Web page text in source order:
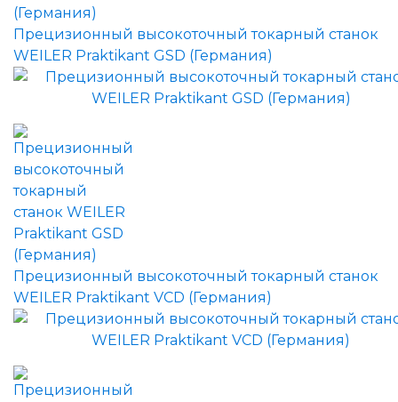
Прецизионный высокоточный токарный станок
WEILER Praktikant GSD (Германия)
Прецизионный высокоточный токарный станок
WEILER Praktikant VCD (Германия)